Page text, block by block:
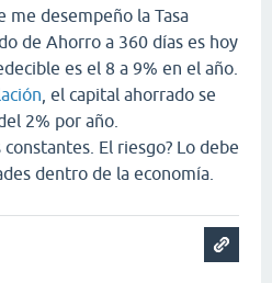
me desempeño la Tasa
de Ahorro a 360 días es hoy
es el 8 a 9% en el año.
, el capital ahorrado se
2% por año.
El riesgo? Lo debe
dentro de la economía.